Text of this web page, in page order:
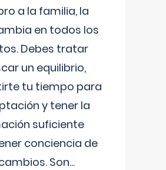
a la familia, la
en todos los
Debes tratar
un equilibrio,
tu tiempo para
y tener la
suficiente
conciencia de
Son...